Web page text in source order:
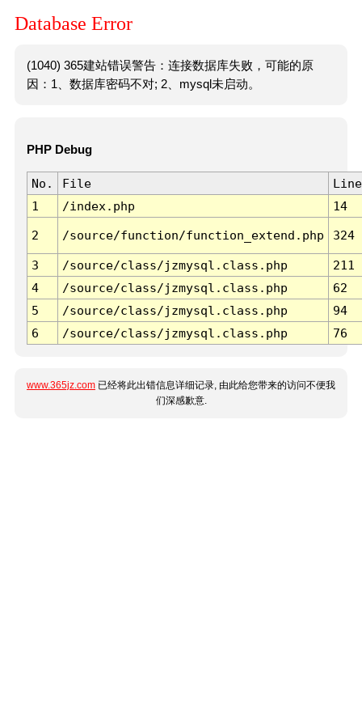
Database Error
(1040) 365建站错误警告：连接数据库失败，可能的原
因：1、数据库密码不对; 2、mysql未启动。
PHP Debug
No. File
Line
1
/index.php 14
2 /source/function/function_extend.php 324
3 /source/class/jzmysql.class.php
211
4
/source/class/jzmysql.class.php
62
5
/source/class/jzmysql.class.php
94
6
/source/class/jzmysql.class.php 76
www.365jz.com 已经将此出错信息详细记录, 由此给您带来的访问不便我
们深感歉意.